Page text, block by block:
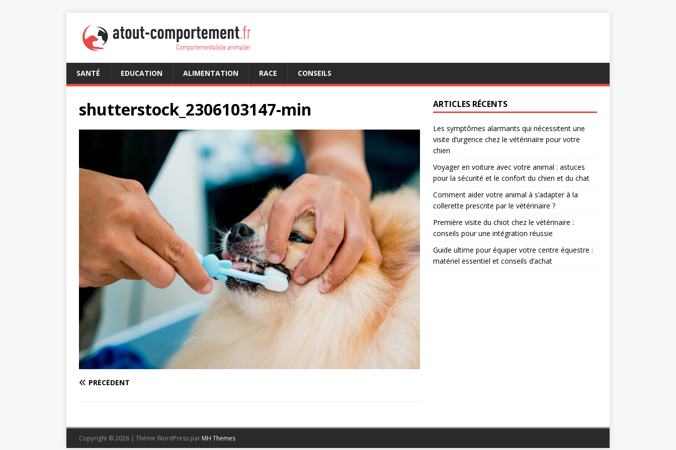
SANTÉ EDUCATION ALIMENTATION RACE CONSEILS
shutterstock_2306103147-min
PRÉCÉDENT
ARTICLES RÉCENTS
Les symptômes alarmants qui nécessitent une
visite d’urgence chez le vétérinaire pour votre
chien
Voyager en voiture avec votre animal : astuces
pour la sécurité et le confort du chien et du chat
Comment aider votre animal à s’adapter à la
collerette prescrite par le vétérinaire ?
Première visite du chiot chez le vétérinaire :
conseils pour une intégration réussie
Guide ultime pour équiper votre centre équestre :
matériel essentiel et conseils d’achat
Copyright © 2026 | Thème WordPress par MH Themes